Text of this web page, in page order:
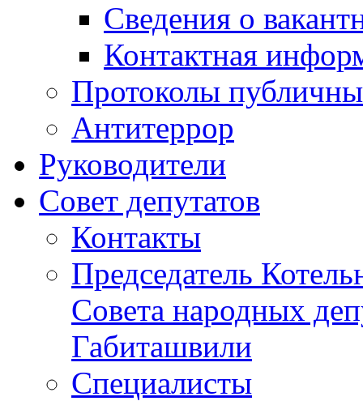
Сведения о
Контактная
Протоколы
Антитеррор
Руководители
Совет депутатов
Контакты
Председатель
Совета народных
Габиташвили
Специалисты